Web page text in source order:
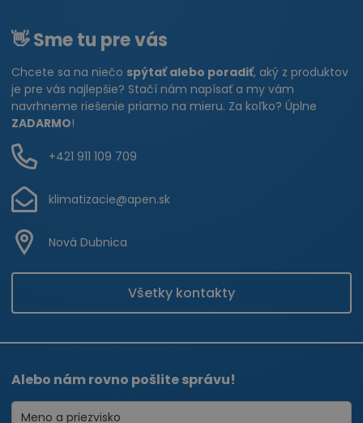
👋 Sme tu pre vás
Chcete sa na niečo spýtať alebo poradiť, aký z produktov
je pre vás najlepšie? Stačí nám napísať a my vám
navrhneme riešenie priamo na mieru. Za koľko? Úplne
ZADARMO!
+421 911 109 709
klimatizacie@apen.sk
Nová Dubnica
Všetky kontakty
Alebo nám rovno pošlite správu!